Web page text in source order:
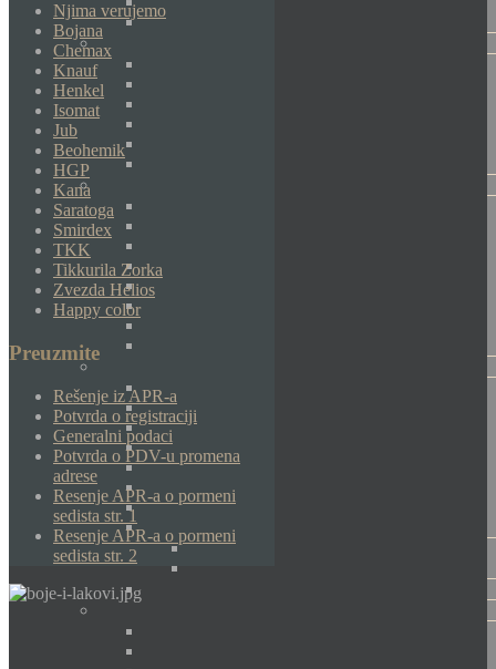
Njima verujemo
Bojana
Chemax
Knauf
Henkel
Isomat
Jub
Beohemik
HGP
Kana
Saratoga
Smirdex
TKK
Tikkurila Zorka
Zvezda Helios
Happy color
Preuzmite
Rešenje iz APR-a
Potvrda o registraciji
Generalni podaci
Potvrda o PDV-u promena
adrese
Resenje APR-a o pormeni
sedista str. 1
Resenje APR-a o pormeni
sedista str. 2